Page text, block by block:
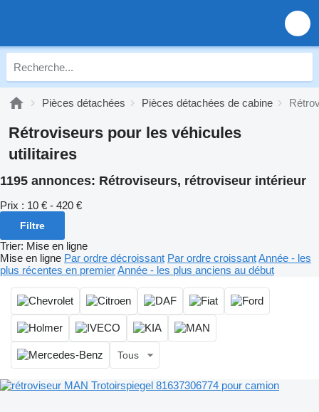
Pièces détachées Pièces détachées de cabine
Rétroviseurs pour les véhicules
utilitaires
1195 annonces: Rétroviseurs, rétroviseur intérieur
Prix : 10 € - 420 €
Filtre
Trier: Mise en ligne
Mise en ligne Par ordre décroissant Par ordre croissantAnnée - les
plus récentes en premierAnnée - les plus anciens au début
Tous